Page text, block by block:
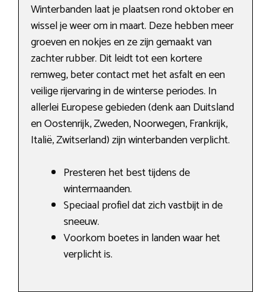
Winterbanden laat je plaatsen rond oktober en
wissel je weer om in maart. Deze hebben meer
groeven en nokjes en ze zijn gemaakt van
zachter rubber. Dit leidt tot een kortere
remweg, beter contact met het asfalt en een
veilige rijervaring in de winterse periodes. In
allerlei Europese gebieden (denk aan Duitsland
en Oostenrijk, Zweden, Noorwegen, Frankrijk,
Italië, Zwitserland) zijn winterbanden verplicht.
Presteren het best tijdens de
wintermaanden.
Speciaal profiel dat zich vastbijt in de
sneeuw.
Voorkom boetes in landen waar het
verplicht is.